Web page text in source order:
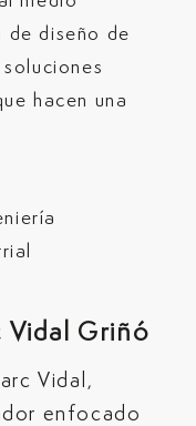
de diseño de
hacen una
Vidal Griñó
Vidal,
enfocado